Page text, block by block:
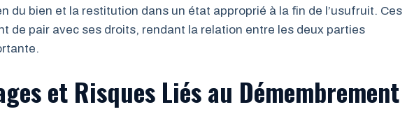
du bien et la restitution dans un état approprié à la fin de l’usufruit. Ces
de pair avec ses droits, rendant la relation entre les deux parties
et Risques Liés au Démembrement